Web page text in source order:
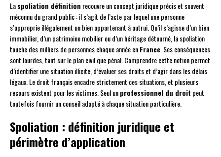
Laspoliation définition recouvre un concept juridique précis et souvent
méconnu du grand public : il s’agit de l’acte par lequel une personne
s’approprie illégalement un bien appartenant à autrui. Qu’il s’agisse d’un bien
immobilier, d’un patrimoine mobilier ou d’un héritage détourné, la spoliation
touche des milliers de personnes chaque année enFrance. Ses conséquences
sont lourdes, tant sur le plan civil que pénal. Comprendre cette notion permet
d’identifier une situation illicite, d’évaluer ses droits et d’agir dans les délais
légaux. Le droit français encadre strictement ces situations, et plusieurs
recours existent pour les victimes. Seul unprofessionnel du droit peut
toutefois fournir un conseil adapté à chaque situation particulière.
Spoliation : définition juridique et
périmètre d’application